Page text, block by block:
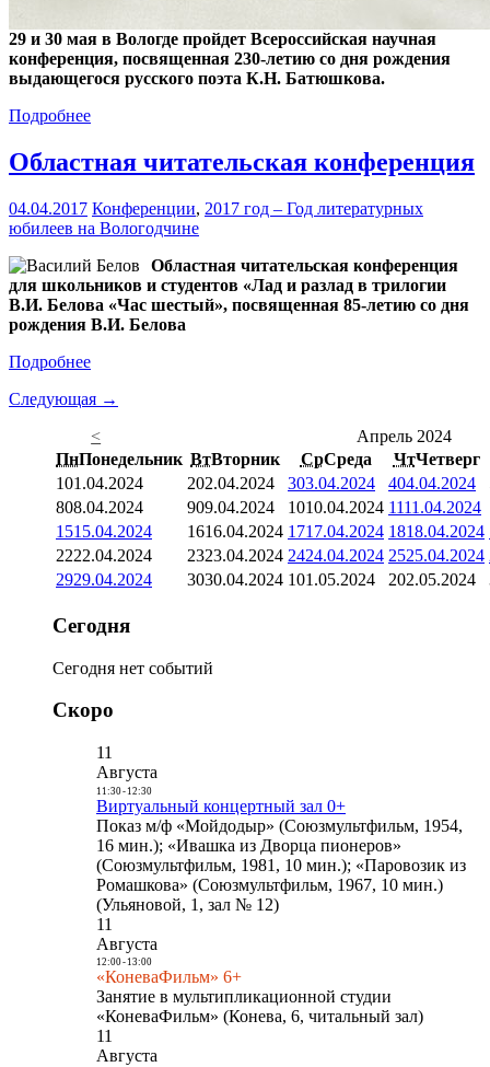
29 и 30 мая в Вологде пройдет Всероссийская научная
конференция, посвященная 230-летию со дня рождения
выдающегося русского поэта К.Н. Батюшкова.
Подробнее
Областная читательская конференция
04.04.2017 Конференции, 2017 год – Год литературных
юбилеев на Вологодчине
Областная читательская конференция
для школьников и студентов «Лад и разлад в трилогии
В.И. Белова «Час шестый», посвященная 85-летию со дня
рождения В.И. Белова
Подробнее
Следующая →
<
Апрель 2024
ПнПонедельник ВтВторник СрСреда ЧтЧетверг
101.04.2024 202.04.2024 303.04.2024 404.04.2024
808.04.2024 909.04.2024 1010.04.2024 1111.04.2024
1515.04.2024 1616.04.2024 1717.04.2024 1818.04.2024
2222.04.2024 2323.04.2024 2424.04.2024 2525.04.2024
2929.04.2024 3030.04.2024 101.05.2024 202.05.2024
Сегодня
Сегодня нет событий
Скоро
11
Августа
11:30- 12:30
Виртуальный концертный зал 0+
Показ м/ф «Мойдодыр» (Союзмультфильм, 1954,
16 мин.); «Ивашка из Дворца пионеров»
(Союзмультфильм, 1981, 10 мин.); «Паровозик из
Ромашкова» (Союзмультфильм, 1967, 10 мин.)
(Ульяновой, 1, зал № 12)
11
Августа
12:00- 13:00
«КоневаФильм» 6+
Занятие в мультипликационной студии
«КоневаФильм» (Конева, 6, читальный зал)
11
Августа